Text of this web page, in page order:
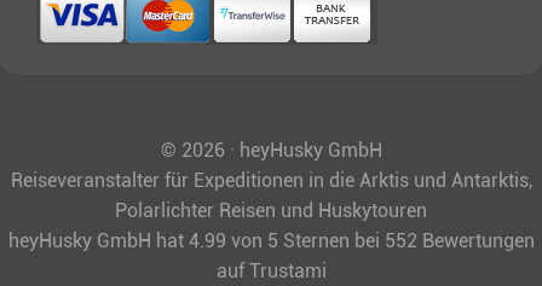
© 2026 · heyHusky GmbH
Reiseveranstalter für Expeditionen in die Arktis und Antarktis,
Polarlichter Reisen und Huskytouren
heyHusky GmbH hat 4.99 von 5 Sternen bei 552 Bewertungen
auf Trustami